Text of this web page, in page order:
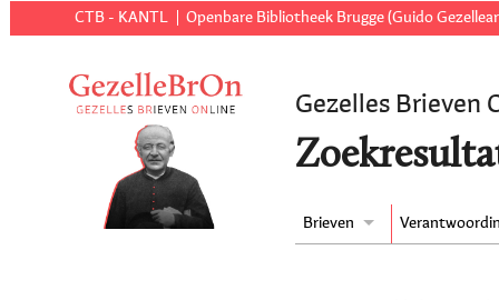
CTB - KANTL Openbare Bibliotheek Brugge (Guido
Gezelles Brieven
Brieven